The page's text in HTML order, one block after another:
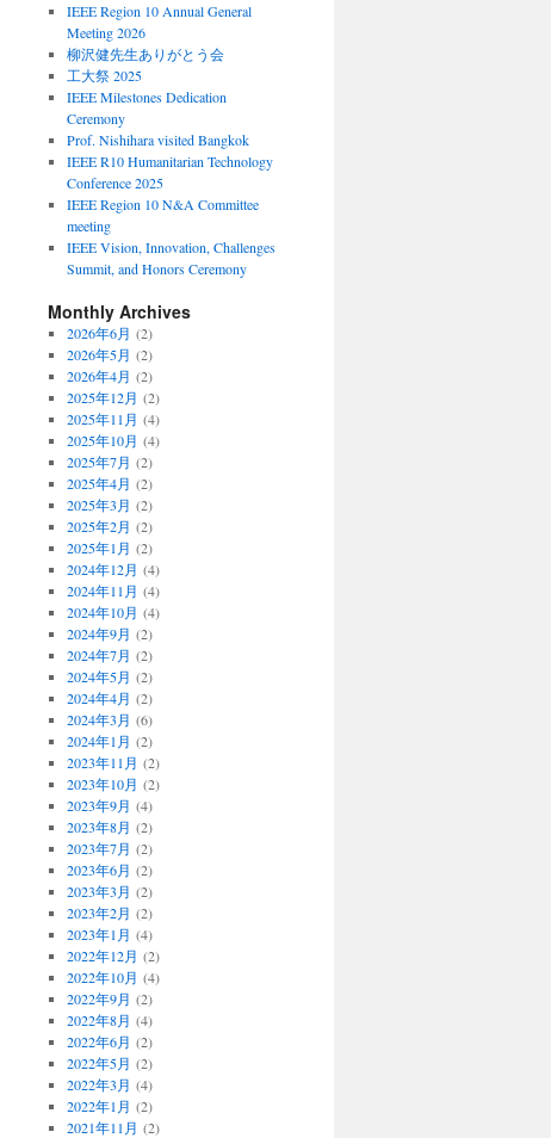
IEEE Region 10 Annual General
Meeting 2026
柳沢健先生ありがとう会
工大祭 2025
IEEE Milestones Dedication
Ceremony
Prof. Nishihara visited Bangkok
IEEE R10 Humanitarian Technology
Conference 2025
IEEE Region 10 N&A Committee
meeting
IEEE Vision, Innovation, Challenges
Summit, and Honors Ceremony
Monthly Archives
2026年6月 (2)
2026年5月 (2)
2026年4月 (2)
2025年12月 (2)
2025年11月 (4)
2025年10月 (4)
2025年7月 (2)
2025年4月 (2)
2025年3月 (2)
2025年2月 (2)
2025年1月 (2)
2024年12月 (4)
2024年11月 (4)
2024年10月 (4)
2024年9月 (2)
2024年7月 (2)
2024年5月 (2)
2024年4月 (2)
2024年3月 (6)
2024年1月 (2)
2023年11月 (2)
2023年10月 (2)
2023年9月 (4)
2023年8月 (2)
2023年7月 (2)
2023年6月 (2)
2023年3月 (2)
2023年2月 (2)
2023年1月 (4)
2022年12月 (2)
2022年10月 (4)
2022年9月 (2)
2022年8月 (4)
2022年6月 (2)
2022年5月 (2)
2022年3月 (4)
2022年1月 (2)
2021年11月 (2)